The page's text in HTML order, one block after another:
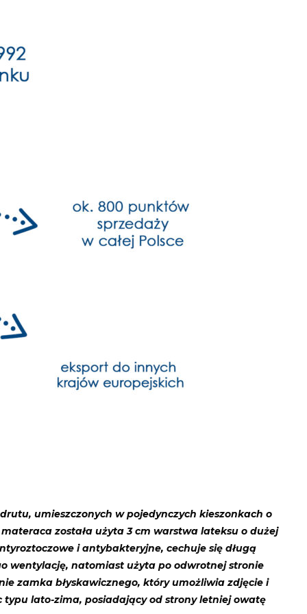
umieszczonych w pojedynczych kieszonkach o
została użyta 3 cm warstwa lateksu o dużej
i antybakteryjne, cechuje się długą
wentylację, natomiast użyta po odwrotnej stronie
zamka błyskawicznego, który umożliwia zdjęcie i
lato-zima, posiadający od strony letniej owatę